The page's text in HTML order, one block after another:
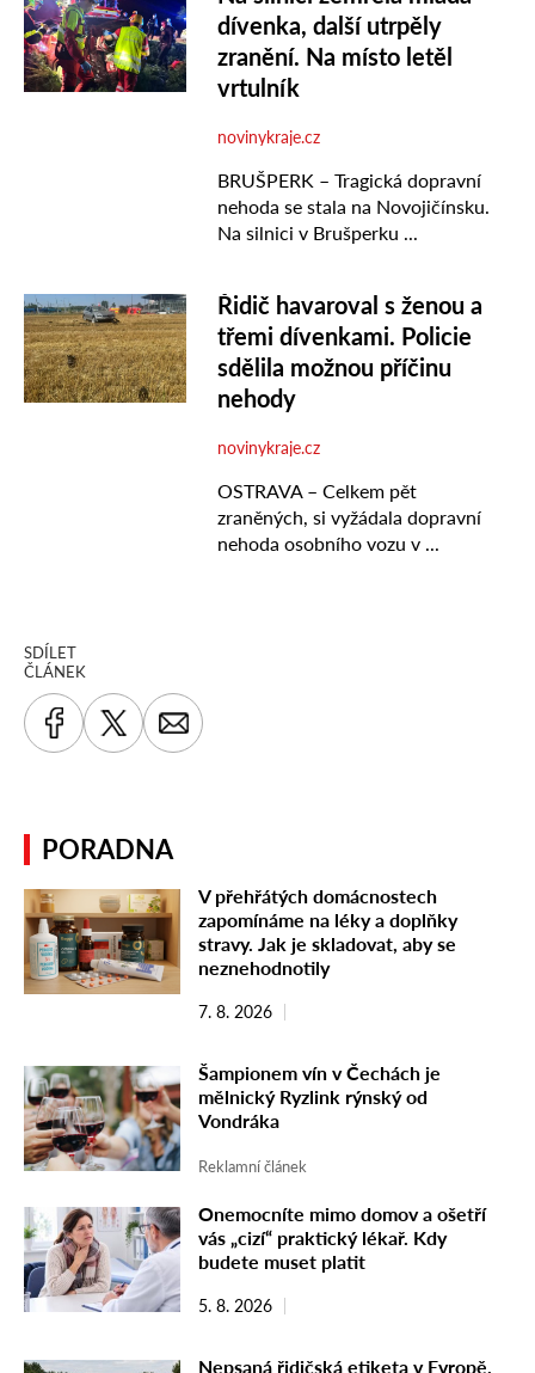
SDÍLET
ČLÁNEK
PORADNA
V přehřátých domácnostech
zapomínáme na léky a doplňky
stravy. Jak je skladovat, aby se
neznehodnotily
7. 8. 2026
Šampionem vín v Čechách je
mělnický Ryzlink rýnský od
Vondráka
Reklamní článek
Onemocníte mimo domov a ošetří
vás „cizí“ praktický lékař. Kdy
budete muset platit
5. 8. 2026
Nepsaná řidičská etiketa v Evropě.